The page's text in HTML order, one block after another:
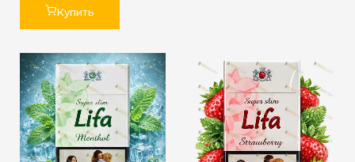
Купить